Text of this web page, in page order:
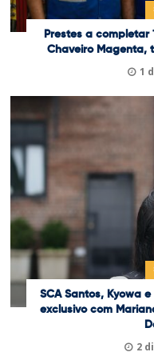
Prestes a completar
Chaveiro Magenta,
1
SCA Santos, Kyowa
exclusivo com
2